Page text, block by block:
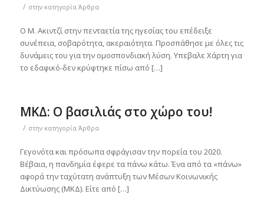
/ στην κατηγορία Άρθρα
Ο Μ. Ακιντζί στην πενταετία της ηγεσίας του επέδειξε
συνέπεια, σοβαρότητα, ακεραιότητα. Προσπάθησε με όλες τις
δυνάμεις του για την ομοσπονδιακή λύση. Υπεβαλε Χάρτη για
το εδαφικό-δεν κρύφτηκε πίσω από […]
ΜΚΔ: Ο βασιλιάς στο χώρο του!
/ στην κατηγορία Άρθρα
Γεγονότα και πρόσωπα σφράγισαν την πορεία του 2020.
Βέβαια, η πανδημία έφερε τα πάνω κάτω. Ένα από τα «πάνω»
αφορά την ταχύτατη ανάπτυξη των Μέσων Κοινωνικής
Δικτύωσης (ΜΚΔ). Είτε από […]